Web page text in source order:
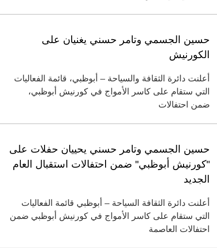
حسين الجسمي وتامر حسني يغنيان على
الكورنيش
أعلنت دائرة الثقافة والسياحة – أبوظبي، قائمة الفعاليات
التي ستقام على كاسر الأمواج في كورنيش أبوظبي،
ضمن احتفالات
حسين الجسمي وتامر حسني يحييان حفلات على
"كورنيش أبوظبي" ضمن احتفالات استقبال العام
الجديد
أعلنت دائرة الثقافة السياحة – أبوظبي قائمة الفعاليات
التي ستقام على كاسر الأمواج في كورنيش أبوظبي ضمن
احتفالات العاصمة